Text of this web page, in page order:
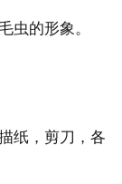
虫的形象。
纸，剪刀，各